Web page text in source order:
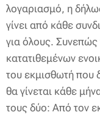
λογαριασμό, η
γίνει από κάθε
για όλους.
κατατιθεμένων
του εκμισθωτή που
θα γίνεται κάθε
τους δύο: Από τον